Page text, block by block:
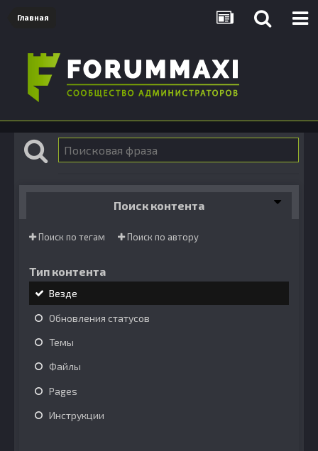
Главная
Поиск контента
Поиск по тегам Поиск по автору
Тип контента
Везде
Обновления статусов
Темы
Файлы
Pages
Инструкции